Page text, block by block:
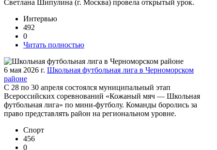
Светлана Шипулина (г. Москва) провела открытый урок.
Интервью
492
0
Читать полностью
6 мая 2026 г. Школьная футбольная лига в Черноморском
районе
С 28 по 30 апреля состоялся муниципальный этап
Всероссийских соревнований «Кожаный мяч — Школьная
футбольная лига» по мини-футболу. Команды боролись за
право представлять район на региональном уровне.
Спорт
456
0